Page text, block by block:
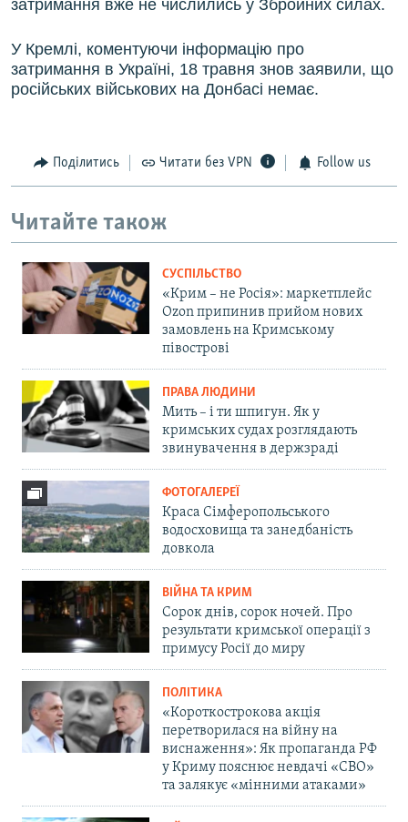
затримання вже не числились у Збройних силах.
У Кремлі, коментуючи інформацію про
затримання в Україні, 18 травня знов заявили, що
російських військових на Донбасі немає.
Поділитись Читати без VPN Follow us
Читайте також
СУСПІЛЬСТВО
«Крим – не Росія»: маркетплейс
Ozon припинив прийом нових
замовлень на Кримському
півострові
ПРАВА ЛЮДИНИ
Мить – і ти шпигун. Як у
кримських судах розглядають
звинувачення в держзраді
ФОТОГАЛЕРЕЇ
Краса Сімферопольського
водосховища та занедбаність
довкола
ВІЙНА ТА КРИМ
Сорок днів, сорок ночей. Про
результати кримської операції з
примусу Росії до миру
ПОЛІТИКА
«Короткострокова акція
перетворилася на війну на
виснаження»: Як пропаганда РФ
у Криму пояснює невдачі «СВО»
та залякує «мінними атаками»